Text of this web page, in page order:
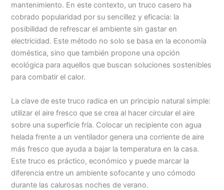
mantenimiento. En este contexto, un truco casero ha
cobrado popularidad por su sencillez y eficacia: la
posibilidad de refrescar el ambiente sin gastar en
electricidad. Este método no solo se basa en la economía
doméstica, sino que también propone una opción
ecológica para aquellos que buscan soluciones sostenibles
para combatir el calor.
La clave de este truco radica en un principio natural simple:
utilizar el aire fresco que se crea al hacer circular el aire
sobre una superficie fría. Colocar un recipiente con agua
helada frente a un ventilador genera una corriente de aire
más fresco que ayuda a bajar la temperatura en la casa.
Este truco es práctico, económico y puede marcar la
diferencia entre un ambiente sofocante y uno cómodo
durante las calurosas noches de verano.